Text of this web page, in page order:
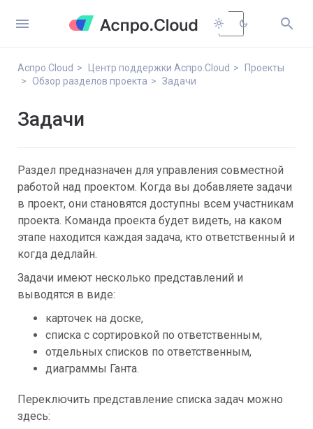
 light_mode dark_mode 
Аспро.Cloud Центр поддержки Аспро.Cloud
Проекты
Обзор разделов проекта
Задачи
Задачи
Раздел предназначен для управления совместной
работой над проектом. Когда вы добавляете задачи
в проект, они становятся доступны всем участникам
проекта. Команда проекта будет видеть, на каком
этапе находится каждая задача, кто ответственный и
когда дедлайн.
Задачи имеют несколько представлений и
выводятся в виде:
карточек на доске,
списка с сортировкой по ответственным,
отдельных списков по ответственным,
диаграммы Ганта.
Переключить представление списка задач можно
здесь: